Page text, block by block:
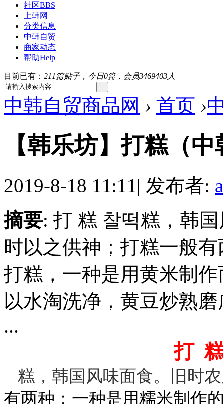
社区BBS
上韩网
分类信息
中韩自贸
商家动态
帮助Help
目前已有： 211篇贴子，今日0篇，会员3469403人
中韩自贸商品网 › 首页 ›
【韩乐坊】打糕（
2019-8-18 11:11| 发布者:
摘要: 打 糕 찰떡糕，韩
时以之供神；打糕一般
打糕，一种是用黄米制
以水淘洗净，黄豆炒熟
...
打
糕， 韩国 风味面食。旧时
有两种：一种是用糯米制作